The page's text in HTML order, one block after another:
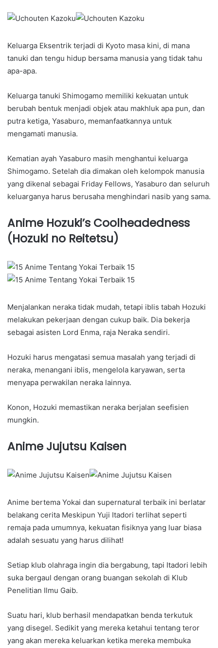
Keluarga Eksentrik terjadi di Kyoto masa kini, di mana
tanuki dan tengu hidup bersama manusia yang tidak tahu
apa-apa.
Keluarga tanuki Shimogamo memiliki kekuatan untuk
berubah bentuk menjadi objek atau makhluk apa pun, dan
putra ketiga, Yasaburo, memanfaatkannya untuk
mengamati manusia.
Kematian ayah Yasaburo masih menghantui keluarga
Shimogamo. Setelah dia dimakan oleh kelompok manusia
yang dikenal sebagai Friday Fellows, Yasaburo dan seluruh
keluarganya harus berusaha menghindari nasib yang sama.
Anime Hozuki’s Coolheadedness
(Hozuki no Reitetsu)
Menjalankan neraka tidak mudah, tetapi iblis tabah Hozuki
melakukan pekerjaan dengan cukup baik. Dia bekerja
sebagai asisten Lord Enma, raja Neraka sendiri.
Hozuki harus mengatasi semua masalah yang terjadi di
neraka, menangani iblis, mengelola karyawan, serta
menyapa perwakilan neraka lainnya.
Konon, Hozuki memastikan neraka berjalan seefisien
mungkin.
Anime Jujutsu Kaisen
Anime bertema Yokai dan supernatural terbaik ini berlatar
belakang cerita Meskipun Yuji Itadori terlihat seperti
remaja pada umumnya, kekuatan fisiknya yang luar biasa
adalah sesuatu yang harus dilihat!
Setiap klub olahraga ingin dia bergabung, tapi Itadori lebih
suka bergaul dengan orang buangan sekolah di Klub
Penelitian Ilmu Gaib.
Suatu hari, klub berhasil mendapatkan benda terkutuk
yang disegel. Sedikit yang mereka ketahui tentang teror
yang akan mereka keluarkan ketika mereka membuka